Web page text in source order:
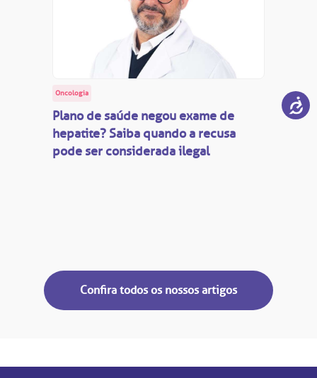
Oncologia
Plano de saúde negou exame de
hepatite? Saiba quando a recusa
pode ser considerada ilegal
Confira todos os nossos artigos